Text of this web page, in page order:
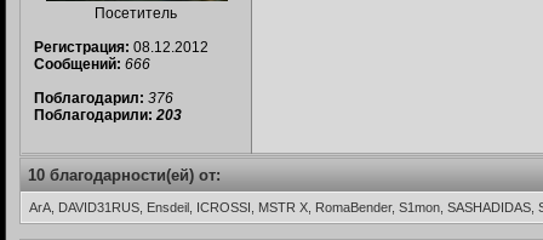
Посетитель
Регистрация: 08.12.2012
Сообщений: 666
Поблагодарил: 376
Поблагодарили: 203
10 благодарности(ей) от:
ArA, DAVID31RUS, Ensdeil, ICROSSI, MSTR X, RomaBender, S1mon, SASHADIDAS,